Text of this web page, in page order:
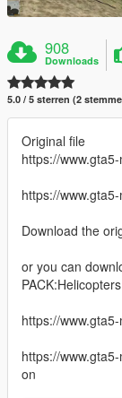
908
Downloads
5.0 / 5 sterren (2
Original file
https://
https://
Download the
or you can
PACK:Helicopters
https://
https://
on